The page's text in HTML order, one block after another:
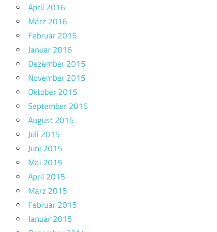
April 2016
März 2016
Februar 2016
Januar 2016
Dezember 2015
November 2015
Oktober 2015
September 2015
August 2015
Juli 2015
Juni 2015
Mai 2015
April 2015
März 2015
Februar 2015
Januar 2015